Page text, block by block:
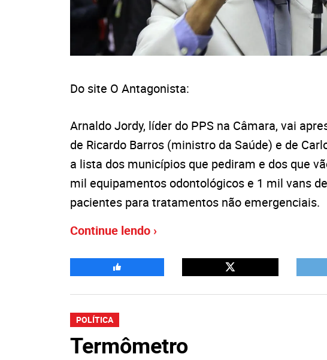
Do site O Antagonista:
Arnaldo Jordy, líder do PPS na Câmara, vai
de Ricardo Barros (ministro da Saúde) e de
a lista dos municípios que pediram e dos que
mil equipamentos odontológicos e 1 mil vans
pacientes para tratamentos não emergenciais.
Continue lendo ›
POLÍTICA
Termômetro